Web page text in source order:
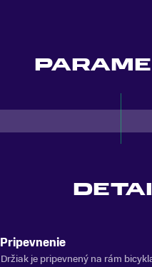
Pripevnenie
Držiak je pripevnený na rám